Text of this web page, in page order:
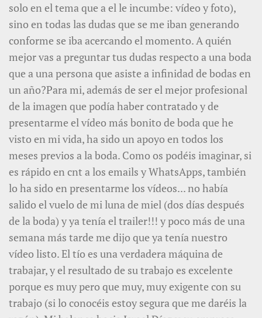
solo en el tema que a el le incumbe: vídeo y foto),
sino en todas las dudas que se me iban generando
conforme se iba acercando el momento. A quién
mejor vas a preguntar tus dudas respecto a una boda
que a una persona que asiste a infinidad de bodas en
un año?Para mi, además de ser el mejor profesional
de la imagen que podía haber contratado y de
presentarme el vídeo más bonito de boda que he
visto en mi vida, ha sido un apoyo en todos los
meses previos a la boda. Como os podéis imaginar, si
es rápido en cnt a los emails y WhatsApps, también
lo ha sido en presentarme los vídeos... no había
salido el vuelo de mi luna de miel (dos días después
de la boda) y ya tenía el trailer!!! y poco más de una
semana más tarde me dijo que ya tenía nuestro
vídeo listo. El tío es una verdadera máquina de
trabajar, y el resultado de su trabajo es excelente
porque es muy pero que muy, muy exigente con su
trabajo (si lo conocéis estoy segura que me daréis la